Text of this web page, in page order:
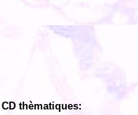
CD thèmatiques: